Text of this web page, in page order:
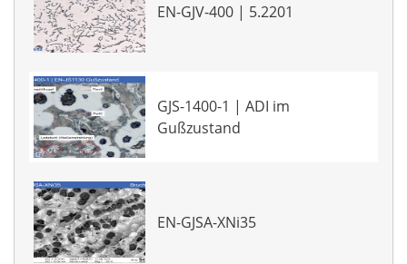
EN-GJV-400 | 5.2201
GJS-1400-1 | ADI im
Gußzustand
EN-GJSA-XNi35